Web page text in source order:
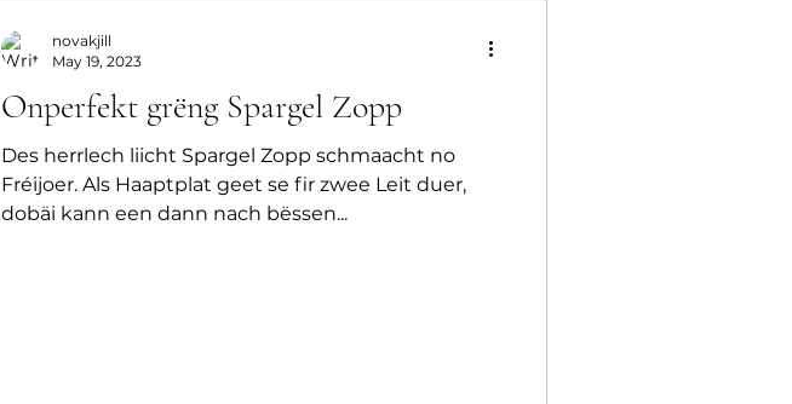
Onperfekt grëng Spargel Zopp
Des herrlech liicht Spargel Zopp schmaacht no
Fréijoer. Als Haaptplat geet se fir zwee Leit duer,
dobäi kann een dann nach bëssen...
novakjill
May 19, 2023